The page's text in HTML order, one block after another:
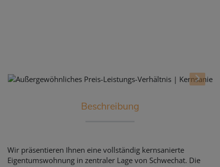
Beschreibung
Wir präsentieren Ihnen eine vollständig kernsanierte
Eigentumswohnung in zentraler Lage von Schwechat. Die